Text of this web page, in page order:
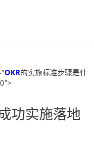
OKR的实施标准步骤是什
功实施落地